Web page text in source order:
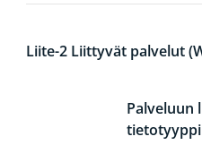
Liite-2 Liittyvät palvelut
Palveluun
tietotyyppi